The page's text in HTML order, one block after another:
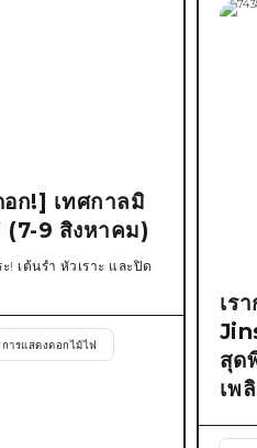
ก!] เทศกาลมิ
(7-9 สิงหาคม)
เต้นรำ หัวเราะ และปิด
การแสดงดอกไม้ไฟ
เร
สุด
เพ